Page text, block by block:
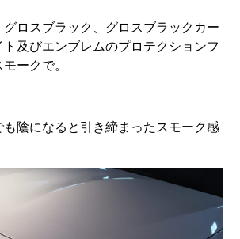
ロスブラック、グロスブラックカー
及びエンブレムのプロテクションフ
ークで。
も陰になると引き締まったスモーク感